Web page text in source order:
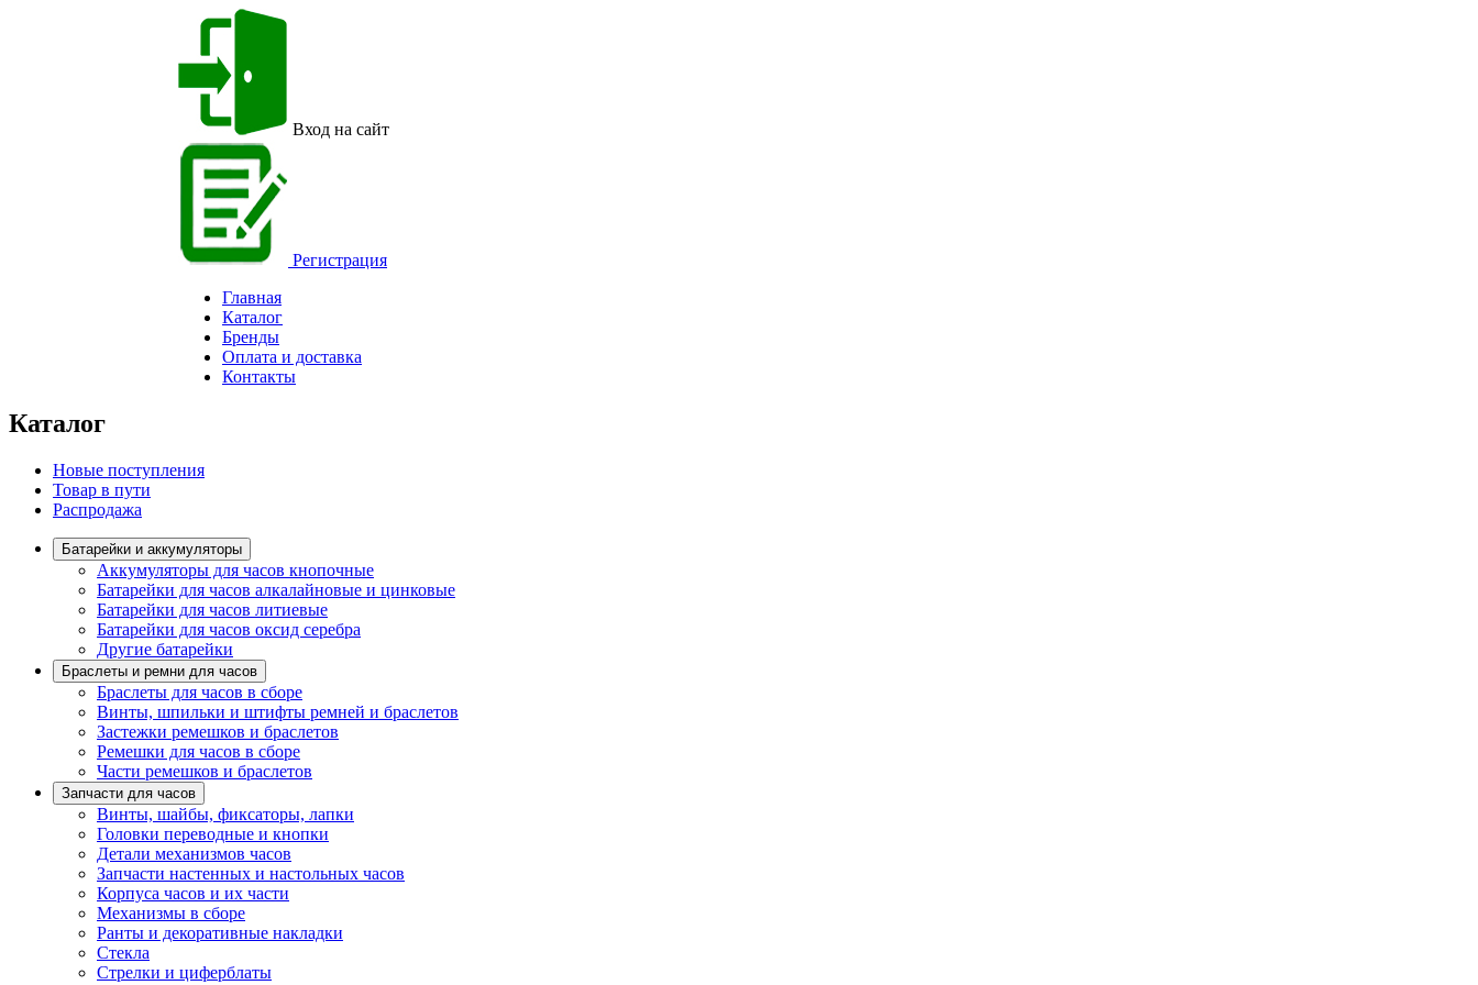
Вход на сайт
Регистрация
Главная
Каталог
Бренды
Оплата и доставка
Контакты
Каталог
Новые поступления
Товар в пути
Распродажа
Батарейки и аккумуляторы
Аккумуляторы для часов кнопочные
Батарейки для часов алкалайновые и цинковые
Батарейки для часов литиевые
Батарейки для часов оксид серебра
Другие батарейки
Браслеты и ремни для часов
Браслеты для часов в сборе
Винты, шпильки и штифты ремней и браслетов
Застежки ремешков и браслетов
Ремешки для часов в сборе
Части ремешков и браслетов
Запчасти для часов
Винты, шайбы, фиксаторы, лапки
Головки переводные и кнопки
Детали механизмов часов
Запчасти настенных и настольных часов
Корпуса часов и их части
Механизмы в сборе
Ранты и декоративные накладки
Стекла
Стрелки и циферблаты